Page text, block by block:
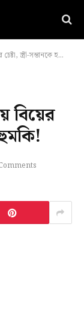
সন্তানকে হত্যার হুমকি!
বিয়ের